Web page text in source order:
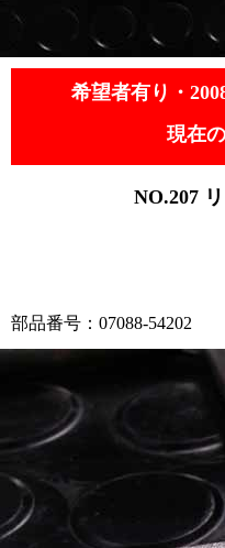
希望者有り・
現在
NO.207
部品番号：07088-54202